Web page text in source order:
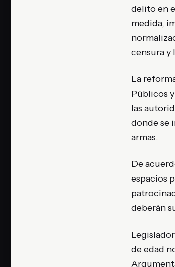
delito en
medida,
censura y
La
Públicos
las
donde se
armas.
De
espacios
deberán
de edad